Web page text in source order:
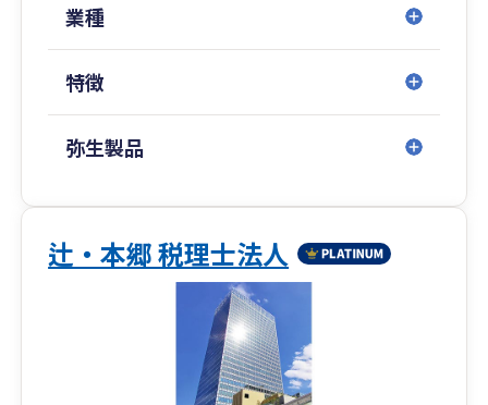
業種
特徴
弥生製品
辻・本郷 税理士法人